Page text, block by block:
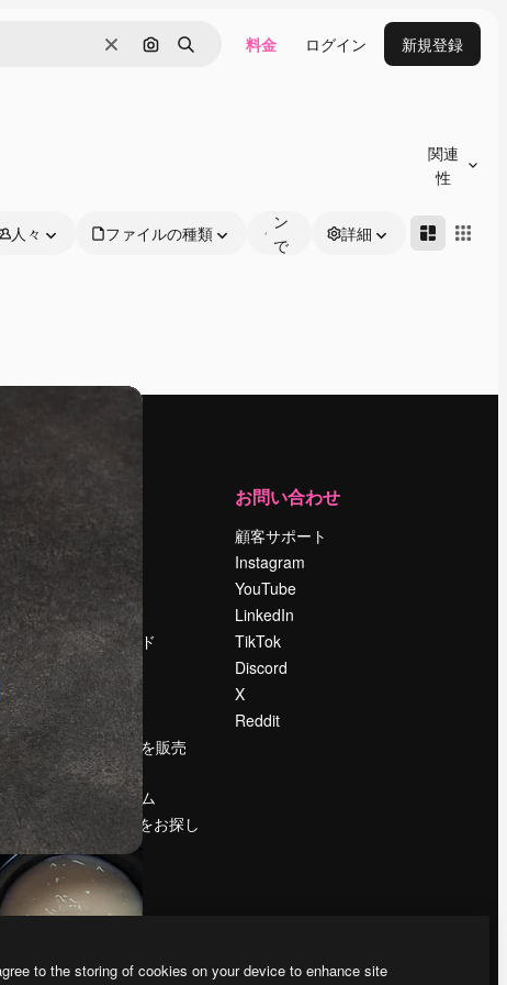
消去 画像で検索
検索 料金 ログイン 新規登録
関連
性
人々 ファイルの種類
ン
で
詳細
運営
会社概要
Reviews
採用情報
検索トレンド
ブログ
イベント
Slidesgo
コンテンツを販売
する
プレスルーム
magnific.aiをお探し
ですか？
お問い合わせ
顧客サポート
Instagram
YouTube
LinkedIn
TikTok
Discord
X
Reddit
to the storing of cookies on your device to enhance site